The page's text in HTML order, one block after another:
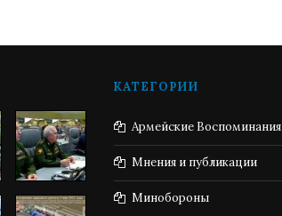
КАТЕГОРИИ
Армейские Воспоминания
Мнения и публикации
Минобороны